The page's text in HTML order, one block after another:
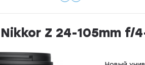
Z 24-105mm f/